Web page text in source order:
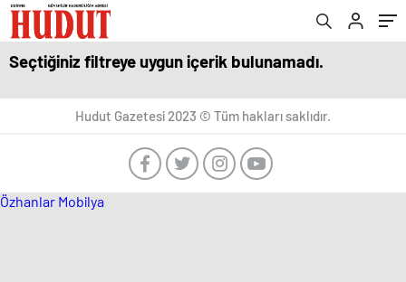
Seçtiğiniz filtreye uygun içerik bulunamadı.
Hudut Gazetesi 2023 © Tüm hakları saklıdır.
Özhanlar Mobilya